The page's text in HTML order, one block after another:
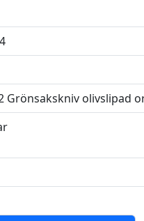
Grönsakskniv olivslipad